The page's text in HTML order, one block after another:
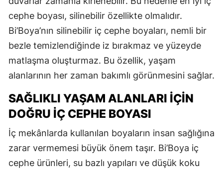
cephe boyası, silinebilir özellikte olmalıdır.
Bi’Boya’nın silinebilir iç cephe boyaları, nemli bir
bezle temizlendiğinde iz bırakmaz ve yüzeyde
matlaşma oluşturmaz. Bu özellik, yaşam
alanlarının her zaman bakımlı görünmesini sağlar.
SAĞLIKLI YAŞAM ALANLARI İÇIN
DOĞRU İÇ CEPHE BOYASI
İç mekânlarda kullanılan boyaların insan sağlığına
zarar vermemesi büyük önem taşır. Bi’Boya iç
cephe ürünleri, su bazlı yapıları ve düşük koku